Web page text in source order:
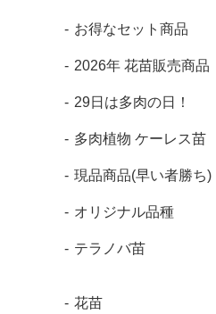
お得なセット商品
2026年 花苗販売商品
29日は多肉の日！
多肉植物 ケーレス苗
現品商品(早い者勝ち)
オリジナル品種
テラノバ苗
花苗